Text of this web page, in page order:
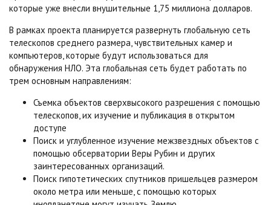
которые уже внесли внушительные 1,75 миллиона долларов.
В рамках проекта планируется развернуть глобальную сеть
телескопов среднего размера, чувствительных камер и
компьютеров, которые будут использоваться для
обнаружения НЛО. Эта глобальная сеть будет работать по
трем основным направлениям:
Съемка объектов сверхвысокого разрешения с помощью
телескопов, их изучение и публикация в открытом
доступе
Поиск и углубленное изучение межзвездных объектов с
помощью обсерватории Веры Рубин и других
заинтересованных организаций.
Поиск гипотетических спутников пришельцев размером
около метра или меньше, с помощью которых